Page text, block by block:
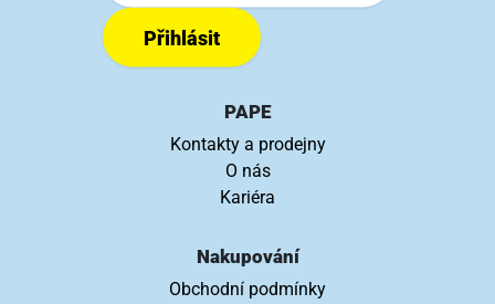
Přihlásit
PAPE
Kontakty a prodejny
O nás
Kariéra
Nakupování
Obchodní podmínky